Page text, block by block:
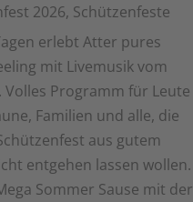
2026, Schützenfeste
erlebt Atter pures
mit Livemusik vom
Volles Programm für Leute
Familien und alle, die
aus gutem
entgehen lassen wollen.
Sommer Sause mit der